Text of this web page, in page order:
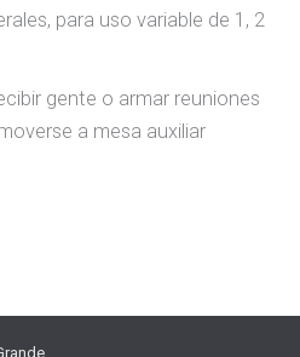
para uso variable de 1, 2
gente o armar reuniones
a mesa auxiliar